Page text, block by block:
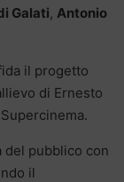
Galati, Antonio
il progetto
di Ernesto
del pubblico con
il